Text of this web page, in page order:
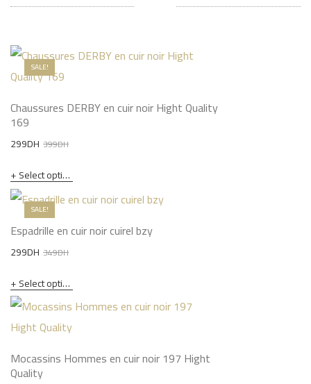
SALE!
Chaussures DERBY en cuir noir Hight Quality
169
399DHOriginal
was:
399DH.
299DH
Current
is:
299DH.
Select options
SALE!
Espadrille en cuir noir cuirel bzy
349DHOriginal
was:
349DH.
299DH
Current
is:
299DH.
Select options
Mocassins Hommes en cuir noir 197 Hight
Quality